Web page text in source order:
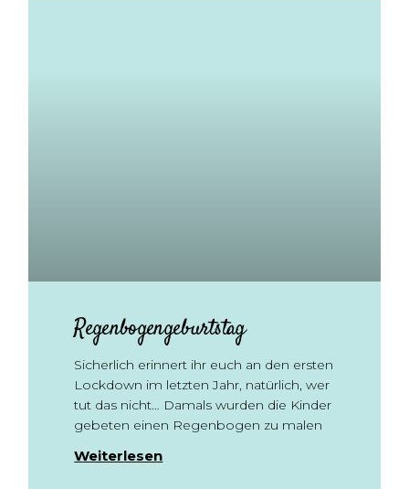
Regenbogengeburtstag
Sicherlich erinnert ihr euch an den ersten
Lockdown im letzten Jahr, natürlich, wer
tut das nicht… Damals wurden die Kinder
gebeten einen Regenbogen zu malen
Weiterlesen